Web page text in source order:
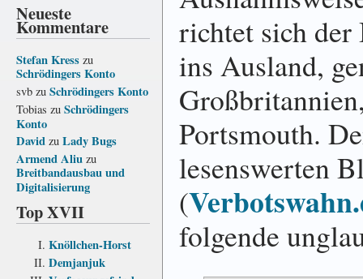
Neueste
Kommentare
Stefan Kress zu
Schrödingers Konto
svb zu Schrödingers Konto
Tobias zu Schrödingers
Konto
David zu Lady Bugs
Armend Aliu zu
Breitbandausbau und
Digitalisierung
Top XVII
Knöllchen-Horst
Demjanjuk
richtet sich der
ins Ausland,
Portsmouth.
lesenswerten
(
folgende